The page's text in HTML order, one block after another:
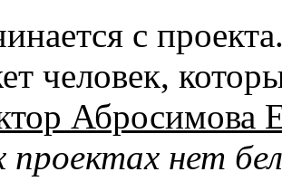
с
человек,
Абросимова
проектах нет